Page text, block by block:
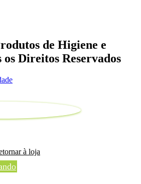
de Higiene e
Direitos Reservados
à loja